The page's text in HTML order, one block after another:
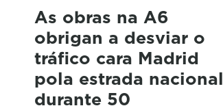
As obras na A6
obrigan a desviar o
tráfico cara Madrid
pola estrada nacional
durante 50